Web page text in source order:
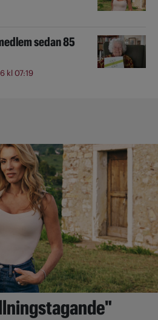
sedan 85
kl 07:19